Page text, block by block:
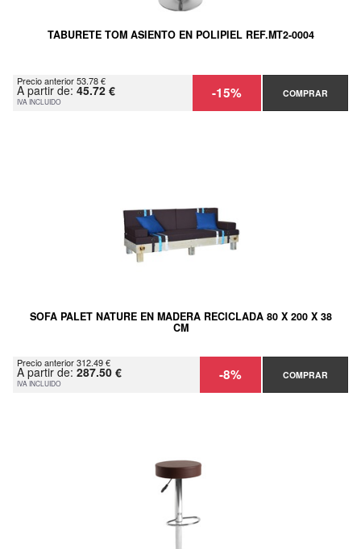
TABURETE TOM ASIENTO EN POLIPIEL REF.MT2-0004
Precio anterior 53.78 €
A partir de: 45.72 €
IVA INCLUIDO -15% COMPRAR
SOFA PALET NATURE EN MADERA RECICLADA 80 X 200 X 38
CM
Precio anterior 312.49 €
A partir de: 287.50 €
IVA INCLUIDO -8% COMPRAR